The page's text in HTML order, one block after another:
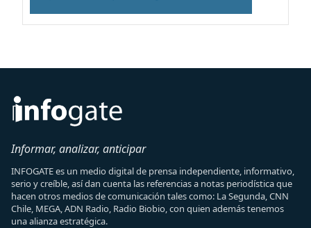
Informar, analizar, anticipar
INFOGATE es un medio digital de prensa independiente, informativo,
serio y creíble, así dan cuenta las referencias a notas periodística que
hacen otros medios de comunicación tales como: La Segunda, CNN
Chile, MEGA, ADN Radio, Radio Biobio, con quien además tenemos
una alianza estratégica.